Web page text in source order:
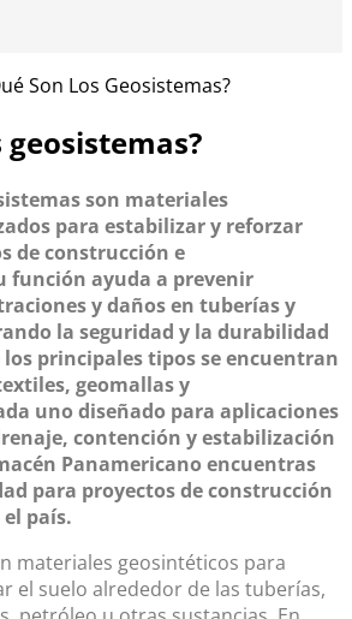
Son Los Geosistemas?
geosistemas?
son materiales
para estabilizar y reforzar
de construcción e
función ayuda a prevenir
y daños en tuberías y
la seguridad y la durabilidad
los principales tipos se encuentran
geomallas y
uno diseñado para aplicaciones
contención y estabilización
Panamericano encuentras
para proyectos de construcción
país.
materiales geosintéticos para
el suelo alrededor de las tuberías,